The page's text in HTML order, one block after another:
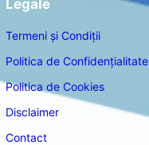
Legale
Termeni și Condiții
Politica de Confidențialitate
Politica de Cookies
Disclaimer
Contact